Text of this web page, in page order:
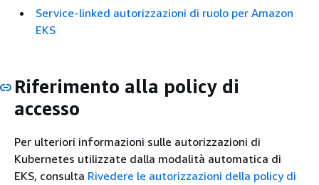
Service-linked autorizzazioni di ruolo per Amazon
EKS
Riferimento alla policy di
accesso
Per ulteriori informazioni sulle autorizzazioni di
Kubernetes utilizzate dalla modalità automatica di
EKS, consulta Rivedere le autorizzazioni della policy di